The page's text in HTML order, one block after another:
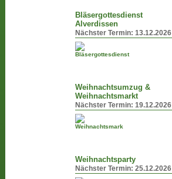
Bläsergottesdienst
Alverdissen
Nächster Termin:13.12.2026
Weihnachtsumzug &
Weihnachtsmarkt
Nächster Termin:19.12.2026
Weihnachtsparty
Nächster Termin:25.12.2026